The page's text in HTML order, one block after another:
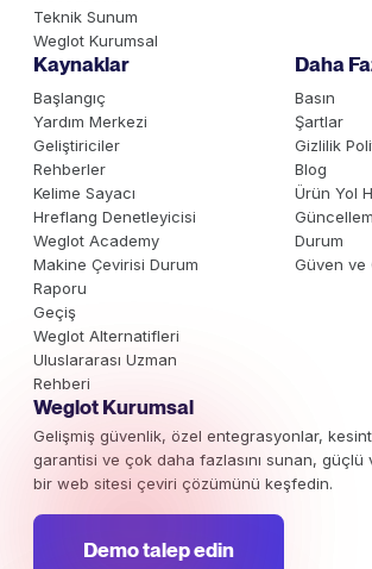
Teknik Sunum
Weglot Kurumsal
Kaynaklar
Başlangıç
Yardım Merkezi
Geliştiriciler
Rehberler
Kelime Sayacı
Hreflang Denetleyicisi
Weglot Academy
Makine Çevirisi Durum
Raporu
Geçiş
Weglot Alternatifleri
Uluslararası Uzman
Rehberi
Daha
Basın
Şartlar
Gizlilik
Blog
Ürün Yol
Durum
Güven ve
Weglot Kurumsal
Gelişmiş güvenlik, özel entegrasyonlar,
garantisi ve çok daha fazlasını sunan,
bir web sitesi çeviri çözümünü keşfedin.
Demo talep edin